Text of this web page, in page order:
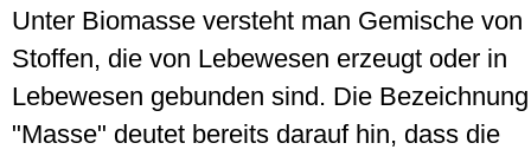
Unter Biomasse versteht man Gemische von
Stoffen, die von Lebewesen erzeugt oder in
Lebewesen gebunden sind. Die Bezeichnung
"Masse" deutet bereits darauf hin, dass die